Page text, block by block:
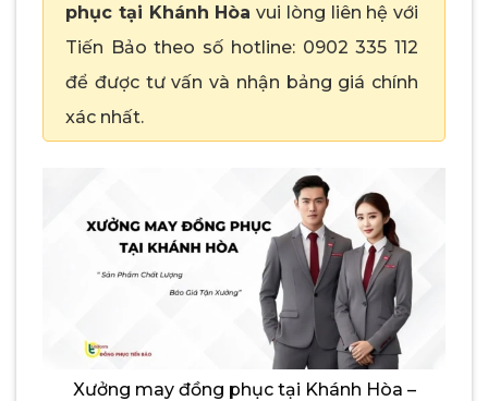
phục tại Khánh Hòa vui lòng liên hệ với
Tiến Bảo theo số hotline: 0902 335 112
để được tư vấn và nhận bảng giá chính
xác nhất.
Xưởng may đồng phục tại Khánh Hòa –